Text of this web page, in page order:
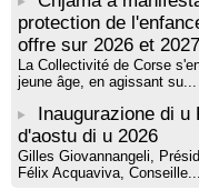
protection de
offre sur 2026 et 2027
La Collectivité de Corse
jeune âge, en agissant su...
Inaugurazione di
d'aostu di u 2026
Gilles Giovannangeli,
Félix Acquaviva, Conseille...